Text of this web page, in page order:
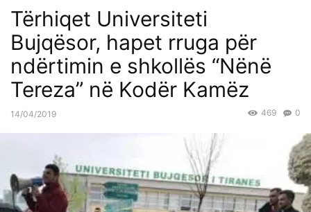
Tërhiqet Universiteti
Bujqësor, hapet rruga për
ndërtimin e shkollës “Nënë
Tereza” në Kodër Kamëz
14/04/2019 0
469